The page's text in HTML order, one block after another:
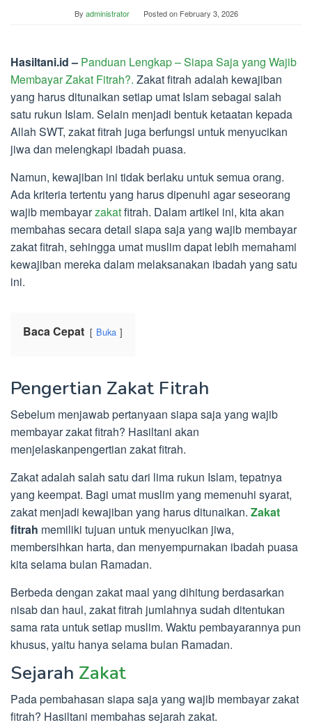
By administrator Posted on February 3, 2026
Hasiltani.id – Panduan Lengkap – Siapa Saja yang Wajib
Membayar Zakat Fitrah?. Zakat fitrah adalah kewajiban
yang harus ditunaikan setiap umat Islam sebagai salah
satu rukun Islam. Selain menjadi bentuk ketaatan kepada
Allah SWT, zakat fitrah juga berfungsi untuk menyucikan
jiwa dan melengkapi ibadah puasa.
Namun, kewajiban ini tidak berlaku untuk semua orang.
Ada kriteria tertentu yang harus dipenuhi agar seseorang
wajib membayarzakatfitrah. Dalam artikel ini, kita akan
membahas secara detail siapa saja yang wajib membayar
zakat fitrah, sehingga umat muslim dapat lebih memahami
kewajiban mereka dalam melaksanakan ibadah yang satu
ini.
Baca Cepat Buka
Pengertian Zakat Fitrah
Sebelum menjawab pertanyaan siapa saja yang wajib
membayar zakat fitrah? Hasiltani akan
menjelaskanpengertian zakat fitrah.
Zakat adalah salah satu dari lima rukun Islam, tepatnya
yang keempat. Bagi umat muslim yang memenuhi syarat,
zakat menjadi kewajiban yang harus ditunaikan. Zakat
fitrah memiliki tujuan untuk menyucikan jiwa,
membersihkan harta, dan menyempurnakan ibadah puasa
kita selama bulan Ramadan.
Berbeda dengan zakat maal yang dihitung berdasarkan
nisab dan haul, zakat fitrah jumlahnya sudah ditentukan
sama rata untuk setiap muslim. Waktu pembayarannya pun
khusus, yaitu hanya selama bulan Ramadan.
Sejarah Zakat
Pada pembahasan siapa saja yang wajib membayar zakat
fitrah? Hasiltani membahas sejarah zakat.